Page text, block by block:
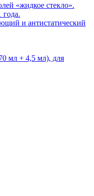
«жидкое стекло».
года.
и антистатический
мл + 4,5 мл), для